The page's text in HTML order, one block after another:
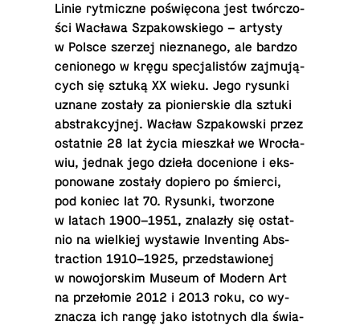
Linie ryt­micz­ne po­świę­co­na jest twór­czo­
ści Wacława Szpa­kow­skie­go – artysty
w Polsce szerzej nie­zna­ne­go, ale bardzo
ce­nio­ne­go w kręgu spe­cja­li­stów zaj­mu­ją­
cych się sztuką XX wieku. Jego rysunki
uznane zostały za pio­nier­skie dla sztuki
abs­trak­cyj­nej. Wacław Szpa­kow­ski przez
ostat­nie 28 lat życia miesz­kał we Wro­cła­
wiu, jednak jego dzieła do­ce­nio­ne i eks­
po­no­wa­ne zostały dopiero po śmierci,
pod koniec lat 70. Rysunki, two­rzo­ne
w latach 1900–1951, zna­la­zły się ostat­
nio na wiel­kiej wy­sta­wie In­ven­ting Abs­
trac­tion 1910–1925, przed­sta­wio­nej
w no­wo­jor­skim Museum of Modern Art
na prze­ło­mie 2012 i 2013 roku, co wy­
zna­cza ich rangę jako istot­nych dla świa­